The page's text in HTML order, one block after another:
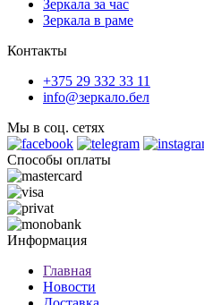
Зеркала за час
Зеркала в раме
Контакты
+375 29 332 33 11
info@зеркало.бел
Мы в соц. сетях
Способы оплаты
Информация
Главная
Новости